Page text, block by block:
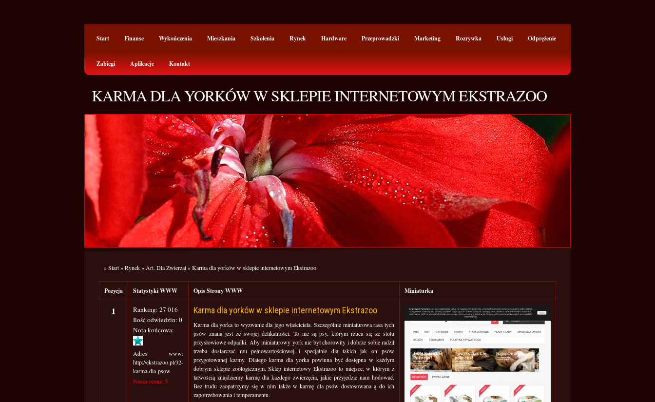
Start Finanse Wykończenia Mieszkania Szkolenia Rynek Hardware Przeprowadzki Marketing Rozrywka Usługi Odprężenie
Zabiegi Aplikacje Kontakt
KARMA DLA YORKÓW W SKLEPIE INTERNETOWYM EKSTRAZOO
»Start»Rynek» Art. Dla Zwierząt»Karma dla yorków w sklepie internetowym Ekstrazoo
Pozycja Statystyki WWW Opis Strony WWW Miniaturka
1
Ranking: 27 016
Ilość odwiedzin: 0
Nota końcowa:
Adres www:
http://ekstrazoo.pl/32-
karma-dla-psow
Nasza ocena: 5
Karma dla yorków w sklepie internetowym Ekstrazoo
Karma dla yorka to wyzwanie dla jego właściciela. Szczególnie miniaturowa rasa tych
psów znana jest ze swojej delikatności. To nie są psy, którym rzuca się ze stołu
przysłowiowe odpadki. Aby miniaturowy york nie był chorowity i dobrze sobie radził
trzeba dostarczać mu pełnowartościowej i specjalnie dla takich jak on psów
przygotowanej karmy. Dlatego karma dla yorka powinna być dostępna w każdym
dobrym sklepie zoologicznym. Sklep internetowy Ekstrazoo to miejsce, w którym z
łatwością znajdziemy karmę dla każdego zwierzęcia, jakie przyjedzie nam hodować.
Bez trudu zaopatrzymy się w nim także w karmę dla psów dostosowana ą do ich
zapotrzebowania i temperamentu.